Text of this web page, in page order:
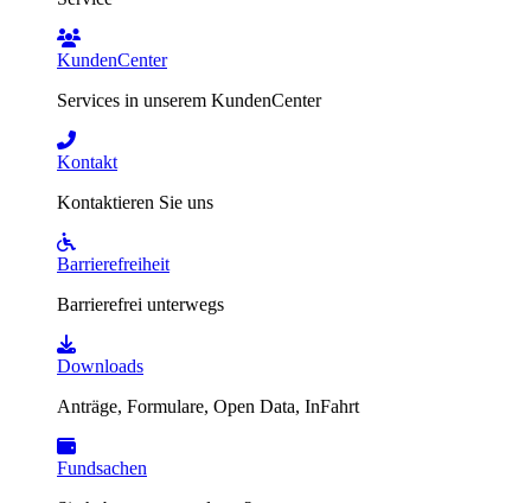
KundenCenter
Services in unserem KundenCenter
Kontakt
Kontaktieren Sie uns
Barrierefreiheit
Barrierefrei unterwegs
Downloads
Anträge, Formulare, Open Data, InFahrt
Fundsachen